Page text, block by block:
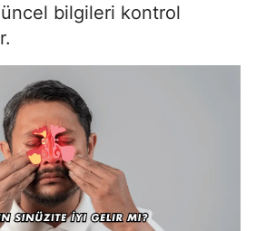
bilgileri kontrol